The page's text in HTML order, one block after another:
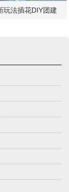
玩法插花DIY团建